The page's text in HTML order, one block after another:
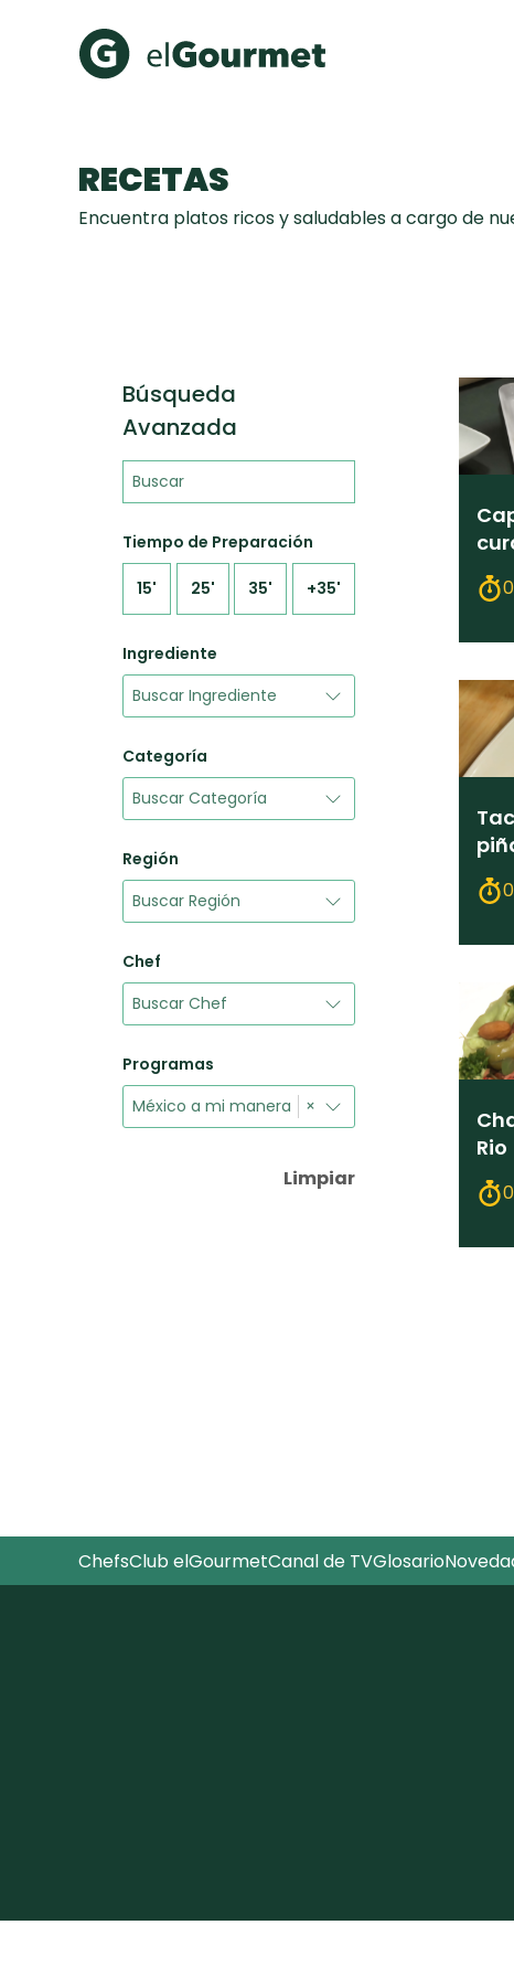
Aguachile de Camarón de
mi Papá
A Pura
RECETAS
Encuentra platos ricos y saludables a cargo de
Búsqueda
Avanzada
Tiempo de Preparación
15' 25' 35' +35'
Ingrediente
Categoría
Región
Chef
Programas
México a mi manera
×
Limpiar
Rio
ChefsClub elGourmetCanal de TVGlosario